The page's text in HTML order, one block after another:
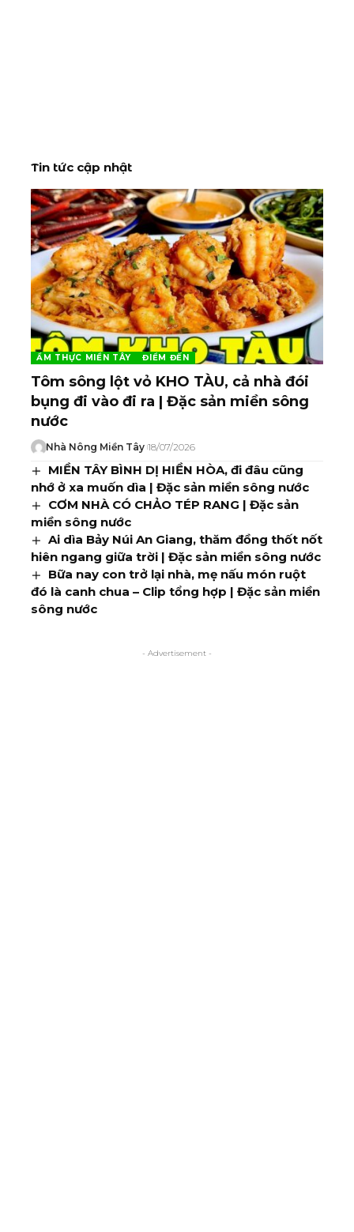
Tin tức cập nhật
ẨM THỰC MIỀN TÂY ĐIỂM ĐẾN
Tôm sông lột vỏ KHO TÀU, cả nhà đói
bụng đi vào đi ra | Đặc sản miền sông
nước
Nhà Nông Miền Tây 18/07/2026
MIỀN TÂY BÌNH DỊ HIỀN HÒA, đi đâu cũng
nhớ ở xa muốn dìa | Đặc sản miền sông nước
CƠM NHÀ CÓ CHẢO TÉP RANG | Đặc sản
miền sông nước
Ai dìa Bảy Núi An Giang, thăm đồng thốt nốt
hiên ngang giữa trời | Đặc sản miền sông nước
Bữa nay con trở lại nhà, mẹ nấu món ruột
đó là canh chua – Clip tổng hợp | Đặc sản miền
sông nước
- Advertisement -